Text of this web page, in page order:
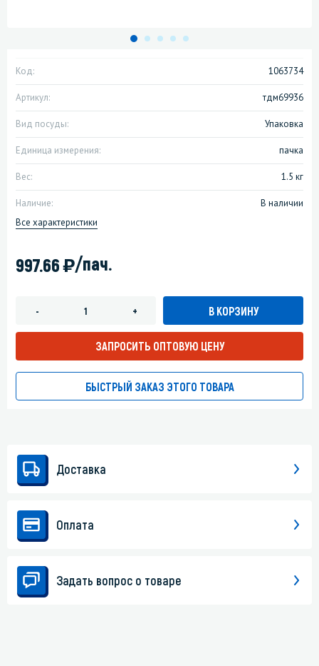
Код: 1063734
Артикул: тдм69936
Вид посуды: Упаковка
Единица измерения: пачка
Вес: 1.5 кг
Наличие:
В наличии
Все характеристики
997.66)/пач.
- + В КОРЗИНУ
ЗАПРОСИТЬ ОПТОВУЮ ЦЕНУ
БЫСТРЫЙ ЗАКАЗ ЭТОГО ТОВАРА
Доставка
Оплата
Задать вопрос о товаре